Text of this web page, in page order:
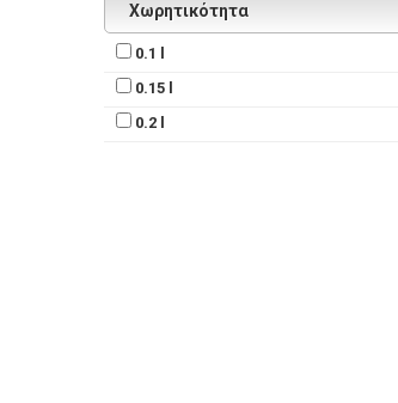
Χωρητικότητα
0.1 l
0.15 l
0.2 l